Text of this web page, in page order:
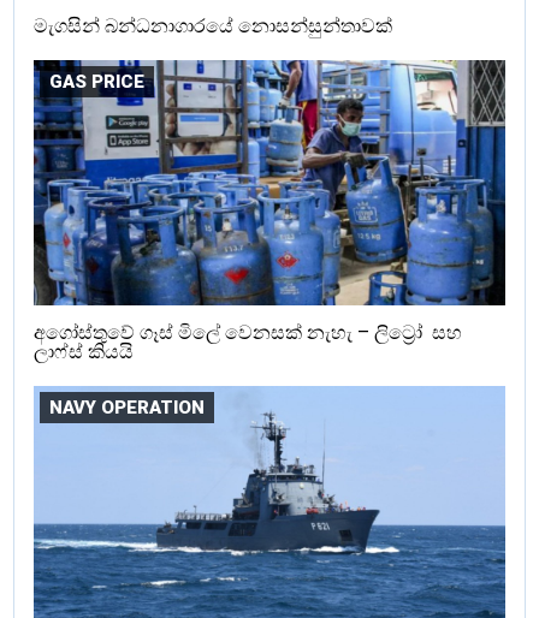
මැගසින් බන්ධනාගාරයේ නොසන්සුන්තාවක්
GAS PRICE
අගෝස්තුවේ ගෑස් මිලේ වෙනසක් නැහැ – ලිට්‍රෝ සහ
ලාෆ්ස් කියයි
NAVY OPERATION